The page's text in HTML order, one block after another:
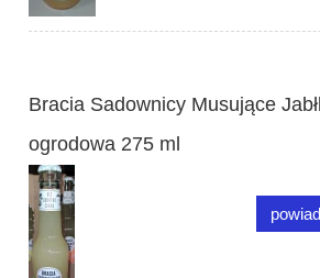
Bracia Sadownicy Musujące
ogrodowa 275 ml